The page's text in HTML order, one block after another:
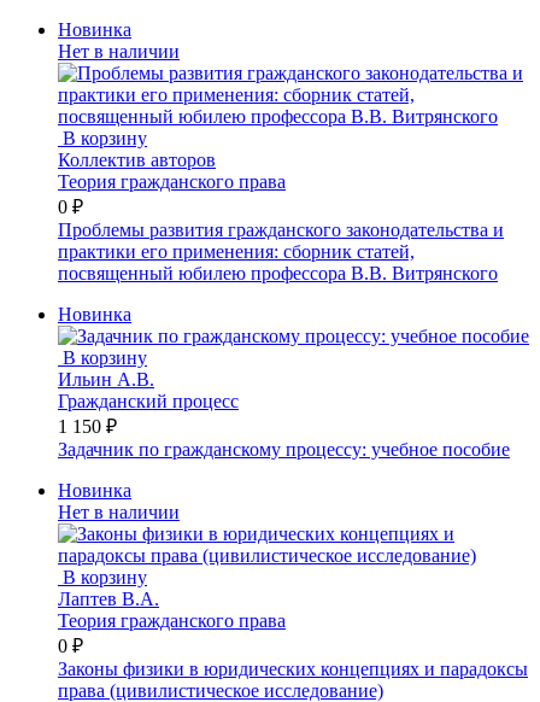
Новинка
Нет в наличии
В корзину
Коллектив авторов
Теория гражданского права
0 ₽
Проблемы развития гражданского законодательства и
практики его применения: сборник статей,
посвященный юбилею профессора В.В. Витрянского
Новинка
В корзину
Ильин А.В.
Гражданский процесс
1 150 ₽
Задачник по гражданскому процессу: учебное пособие
Новинка
Нет в наличии
В корзину
Лаптев В.А.
Теория гражданского права
0 ₽
Законы физики в юридических концепциях и парадоксы
права (цивилистическое исследование)